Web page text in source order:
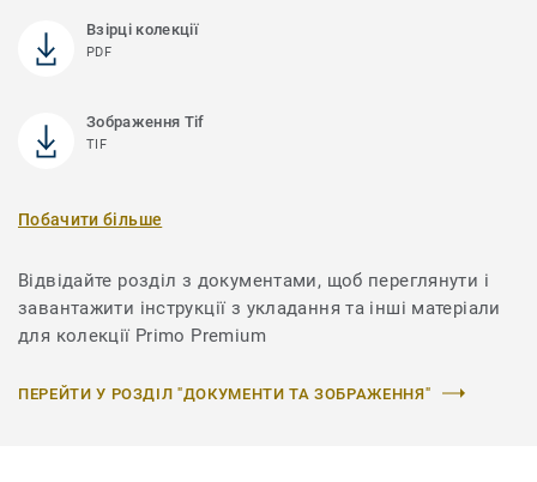
Взірці колекції
PDF
Зображення Tif
TIF
Побачити більше
Відвідайте розділ з документами, щоб переглянути і
завантажити інструкції з укладання та інші матеріали
для колекції Primo Premium
ПЕРЕЙТИ У РОЗДІЛ "ДОКУМЕНТИ ТА ЗОБРАЖЕННЯ"